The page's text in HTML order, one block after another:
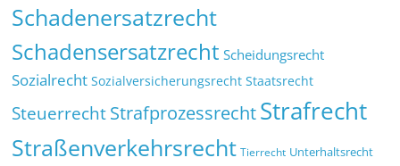
Schadenersatzrecht
Schadensersatzrecht Scheidungsrecht
Sozialrecht Sozialversicherungsrecht Staatsrecht
SteuerrechtStrafprozessrechtStrafrecht
Straßenverkehrsrecht Tierrecht Unterhaltsrecht